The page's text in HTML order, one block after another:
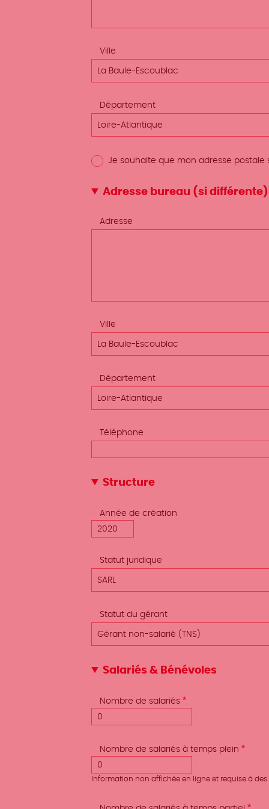
Ville
La Baule-Escoublac
Département
Loire-Atlantique
Je souhaite que mon adresse postale
Adresse bureau (si différente)
Adresse
Ville
La Baule-Escoublac
Département
Loire-Atlantique
Téléphone
Structure
Année de création
Statut juridique
SARL
Statut du gérant
Gérant non-salarié (TNS)
Salariés & Bénévoles
Nombre de salariés
Nombre de salariés à temps plein
Information non affichée en ligne et requise à des